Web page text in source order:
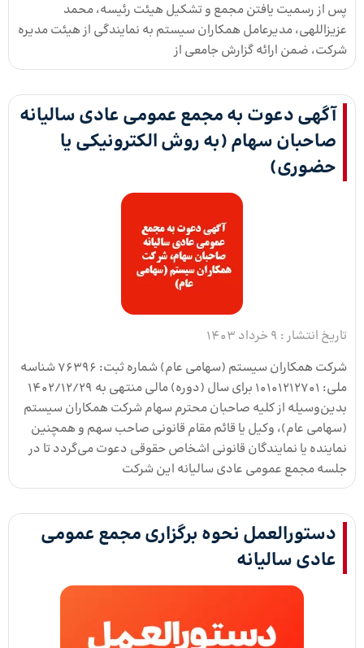
پس از رسمیت یافتن مجمع و تشکیل هیئت رئیسه، محمد
عزیزاللهی، مدیرعامل همکاران سیستم به نمایندگی از هیئت مدیره
شرکت، ضمن ارائه گزارش جامعی از
آگهی دعوت به مجمع عمومی عادی سالیانه
صاحبان سهام (به روش الکترونیکی یا
حضوری)
تاریخ انتشار : 9 خرداد 1403
شرکت همکاران سیستم (سهامی عام) شماره ثبت: 76396 شناسه
ملی: 10101212701 برای سال (دوره) مالی منتهی به 1402/12/29
بدین­‌وسیله از کلیه صاحبان محترم سهام شرکت همکاران سیستم
(سهامی عام)، وکیل یا قائم مقام قانونی صاحب سهم و همچنین
نماینده یا نمایندگان قانونی اشخاص حقوقی دعوت می­‌گردد تا در
جلسه مجمع عمومی عادی سالیانه این شرکت
دستورالعمل نحوه برگزاری مجمع عمومی
عادی سالیانه